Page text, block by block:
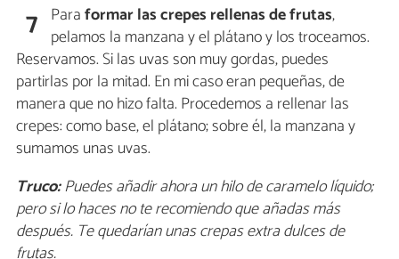
7 Paraformar las crepes rellenas de frutas,
pelamos la manzana y el plátano y los troceamos.
Reservamos. Si las uvas son muy gordas, puedes
partirlas por la mitad. En mi caso eran pequeñas, de
manera que no hizo falta. Procedemos a rellenar las
crepes: como base, el plátano; sobre él, la manzana y
sumamos unas uvas.
Truco:Puedes añadir ahora un hilo de caramelo líquido;
pero si lo haces no te recomiendo que añadas más
después. Te quedarían unas crepas extra dulces de